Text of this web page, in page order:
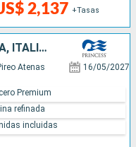
2,137 +Tasas
MONTENEGRO, ESPAÑA, FRANCIA, ITALIA, TURQUÍA, GRECIA
Atenas 16/05/2027
Premium
refinada
incluidas